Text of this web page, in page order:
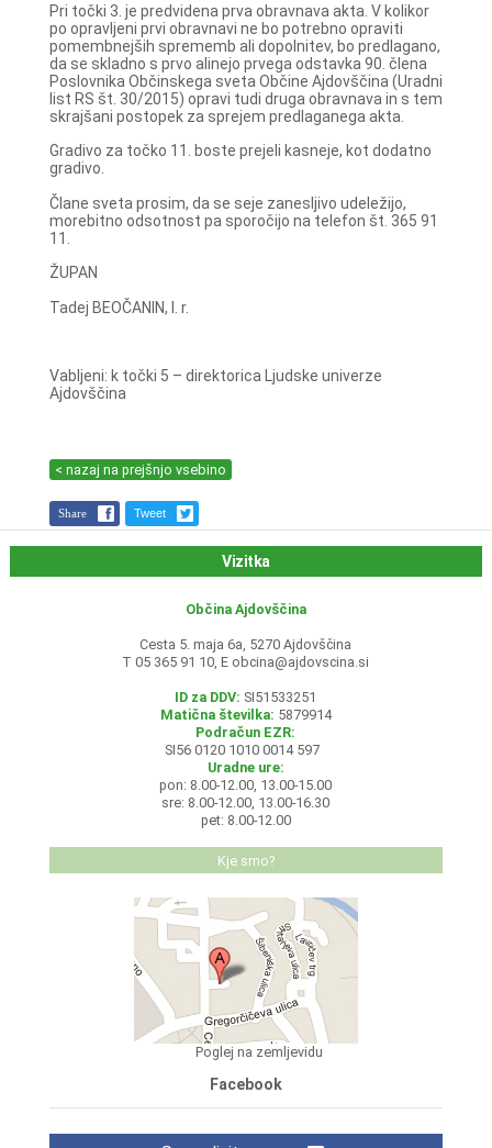
Pri točki 3. je predvidena prva obravnava akta. V kolikor
po opravljeni prvi obravnavi ne bo potrebno opraviti
pomembnejših sprememb ali dopolnitev, bo predlagano,
da se skladno s prvo alinejo prvega odstavka 90. člena
Poslovnika Občinskega sveta Občine Ajdovščina (Uradni
list RS št. 30/2015) opravi tudi druga obravnava in s tem
skrajšani postopek za sprejem predlaganega akta.
Gradivo za točko 11. boste prejeli kasneje, kot dodatno
gradivo.
Člane sveta prosim, da se seje zanesljivo udeležijo,
morebitno odsotnost pa sporočijo na telefon št. 365 91
11.
ŽUPAN
Tadej BEOČANIN, l. r.
Vabljeni: k točki 5 – direktorica Ljudske univerze
Ajdovščina
< nazaj na prejšnjo vsebino
Share Tweet
Vizitka
Občina Ajdovščina
Cesta 5. maja 6a, 5270 Ajdovščina
T 05 365 91 10, E obcina@ajdovscina.si
ID za DDV: SI51533251
Matična številka: 5879914
Podračun EZR:
SI56 0120 1010 0014 597
Uradne ure:
pon: 8.00-12.00, 13.00-15.00
sre: 8.00-12.00, 13.00-16.30
pet: 8.00-12.00
Kje smo?
Poglej na zemljevidu
Facebook